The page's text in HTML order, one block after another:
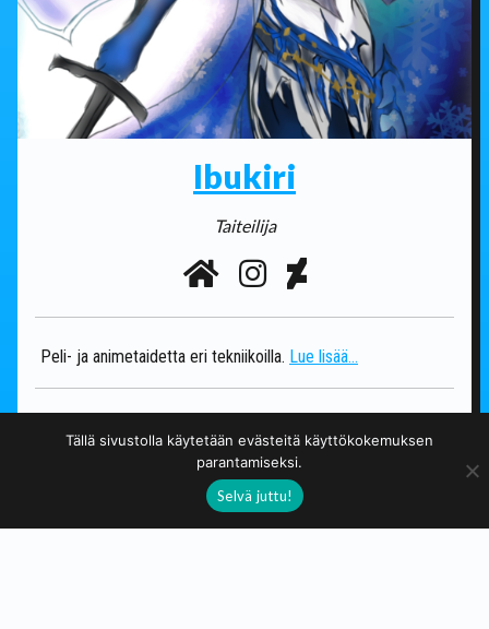
Ibukiri
Taiteilija
Peli- ja animetaidetta eri tekniikoilla. Lue lisää...
anime eläimet fantasia kauhu kissat
maalauksia musiikki
Tällä sivustolla käytetään evästeitä käyttökokemuksen
parantamiseksi.
Selvä juttu!